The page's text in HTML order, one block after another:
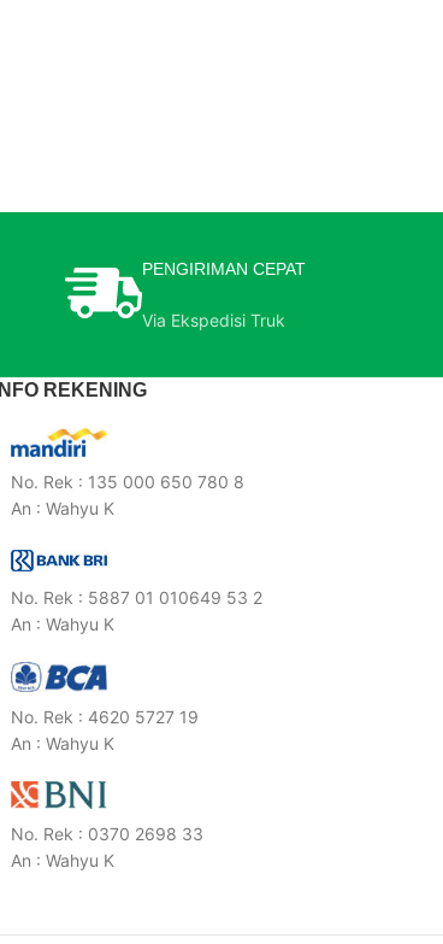
PENGIRIMAN CEPAT
Via Ekspedisi Truk
INFO REKENING
No. Rek : 135 000 650 780 8
An : Wahyu K
No. Rek : 5887 01 010649 53 2
An : Wahyu K
No. Rek : 4620 5727 19
An : Wahyu K
No. Rek : 0370 2698 33
An : Wahyu K